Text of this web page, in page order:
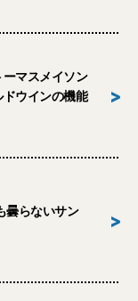
ーマスメイソン
ウインの機能
>
曇らないサン
>